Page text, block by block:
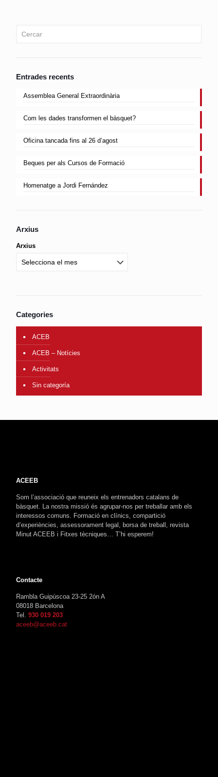
Entrades recents
Assemblea General Extraordinària
Com les dades transformen el bàsquet?
Oficina tancada fins al 26 d’agost
Beques per als Cursos de Formació
Homenatge a Jordi Fernández
Arxius
Arxius
Categories
ACEB
ACEB – Notícies
Activitats
Sin categoría
ACEEB
Som l’associació que reuneix els entrenadors catalans de
bàsquet. La nostra missió és agrupar-nos per treballar amb els
interessos comuns. Formació en clínics, compartició
d’experiències, assessorament legal, borsa de treball, revista
Minut ACEEB i Fitxes tècniques… T’hi esperem!
Contacte
Rambla Guipúscoa 23-25 2ón A
08018 Barcelona
Tel. 930 019 203
aceeb@aceeb.cat